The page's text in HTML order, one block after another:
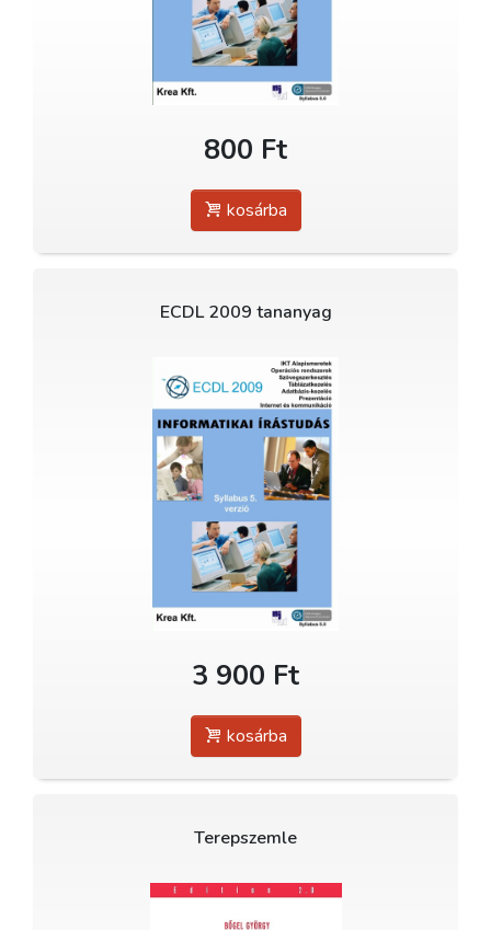
800 Ft
kosárba
ECDL 2009 tananyag
3 900 Ft
kosárba
Terepszemle